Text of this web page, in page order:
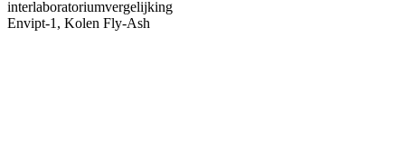
interlaboratoriumvergelijking
Envipt-1, Kolen Fly-Ash